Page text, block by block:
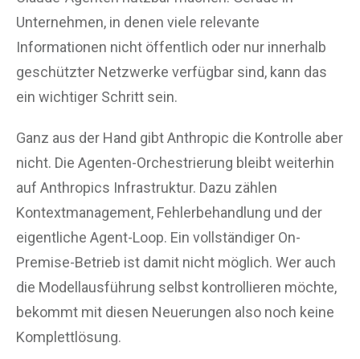
Unternehmen, in denen viele relevante
Informationen nicht öffentlich oder nur innerhalb
geschützter Netzwerke verfügbar sind, kann das
ein wichtiger Schritt sein.
Ganz aus der Hand gibt Anthropic die Kontrolle aber
nicht. Die Agenten-Orchestrierung bleibt weiterhin
auf Anthropics Infrastruktur. Dazu zählen
Kontextmanagement, Fehlerbehandlung und der
eigentliche Agent-Loop. Ein vollständiger On-
Premise-Betrieb ist damit nicht möglich. Wer auch
die Modellausführung selbst kontrollieren möchte,
bekommt mit diesen Neuerungen also noch keine
Komplettlösung.